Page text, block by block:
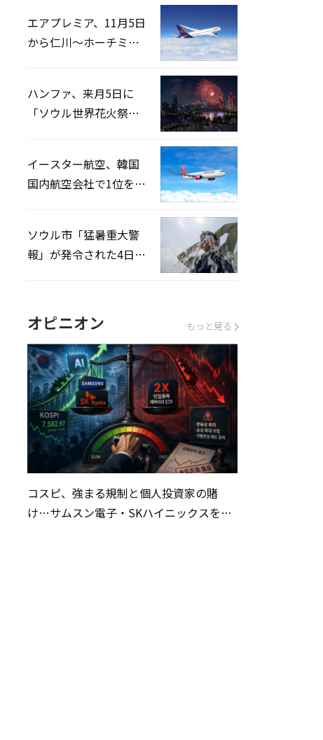
エアプレミア、11月5日
から仁川〜ホーチミン
ハンファ、来月5日に
「ソウル世界花火祭り
イースター航空、韓国
国内航空会社で1位を記
ソウル市「猛暑重大警
報」が発令された4日、
オピニオン もっと見る
コスピ、強まる規制と個人投資家の賭
け…サムスン電子・SKハイニックスを巡